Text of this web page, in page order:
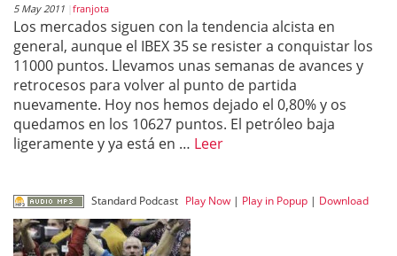
5 May 2011 franjota
Los mercados siguen con la tendencia alcista en
general, aunque el IBEX 35 se resister a conquistar los
11000 puntos. Llevamos unas semanas de avances y
retrocesos para volver al punto de partida
nuevamente. Hoy nos hemos dejado el 0,80% y os
quedamos en los 10627 puntos. El petróleo baja
ligeramente y ya está en … Leer
Standard Podcast Play Now| Play in Popup| Download